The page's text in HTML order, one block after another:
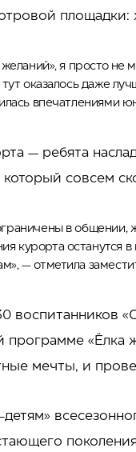
я просто не
оказалось даже
впечатлениями
— ребята
совсем
в общении,
курорта останутся
— отметила
воспитанников
программе «Ёлка
мечты, и